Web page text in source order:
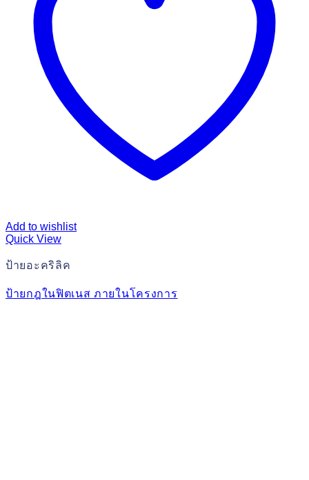
Add to wishlist
Quick View
ป้ายอะคริลิค
ป้ายกฎในฟิตเนส ภายในโครงการ